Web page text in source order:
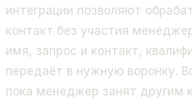
интеграции позволяют
контакт без участия
имя, запрос и контакт,
передаёт в нужную воронку.
пока менеджер занят другим